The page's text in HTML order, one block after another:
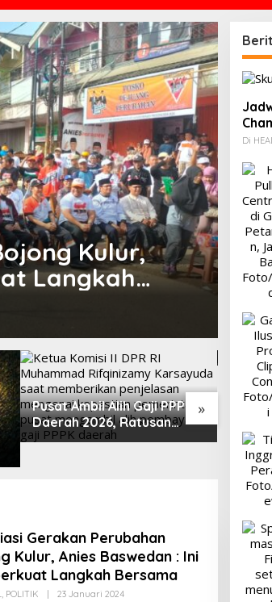
Kulur,
Langkah
»
Pusat Ambil Alih Gaji PPPK
Daerah 2026, Ratusan
Pemda Bisa Bernapas Lega
10
Anak
Makna
Gerakan Perubahan
Kulur, Anies Baswedan : Ini
Langkah Bersama
, POLITIK 23 Januari 2024Oleh
Di